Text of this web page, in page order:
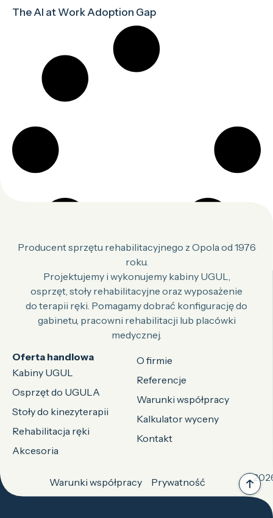
The AI at Work Adoption Gap
Producent sprzętu rehabilitacyjnego z Opola od 1976
roku.
Projektujemy i wykonujemy kabiny UGUL,
osprzęt, stoły rehabilitacyjne oraz wyposażenie
do terapii ręki. Pomagamy dobrać konfigurację do
gabinetu, pracowni rehabilitacji lub placówki
medycznej.
Oferta handlowa
Kabiny UGUL
Osprzęt do UGULA
Stoły do kinezyterapii
Rehabilitacja ręki
Akcesoria
O firmie
Referencje
Warunki współpracy
Kalkulator wyceny
Kontakt
Warunki współpracy Prywatność